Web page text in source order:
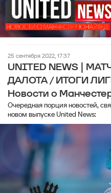
25 сентября 2022, 17:37
UNITED NEWS |
ДАЛОТА / ИТОГИ
Новости о
Очередная порция новостей,
новом выпуске United News: